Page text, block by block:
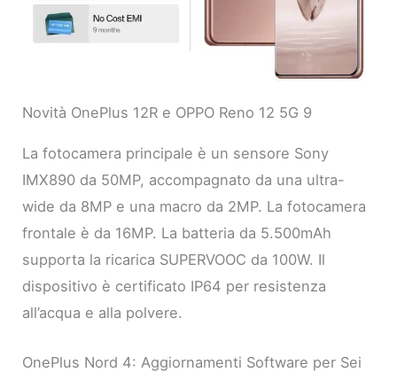
Novità OnePlus 12R e OPPO Reno 12 5G 9
La fotocamera principale è un sensore Sony
IMX890 da 50MP, accompagnato da una ultra-
wide da 8MP e una macro da 2MP. La fotocamera
frontale è da 16MP. La batteria da 5.500mAh
supporta la ricarica SUPERVOOC da 100W. Il
dispositivo è certificato IP64 per resistenza
all’acqua e alla polvere.
OnePlus Nord 4: Aggiornamenti Software per Sei